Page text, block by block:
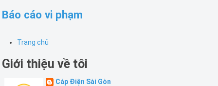
Báo cáo vi phạm
Trang chủ
Giới thiệu về tôi
Cáp Điện Sài Gòn